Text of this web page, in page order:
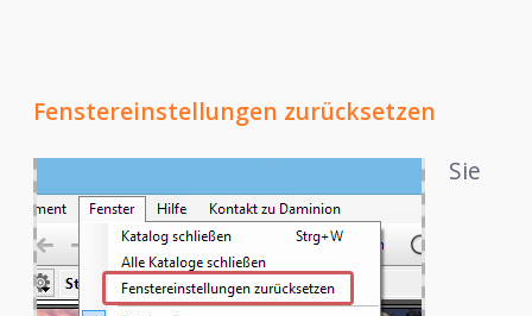
Fenstereinstellungen zurücksetzen
Sie